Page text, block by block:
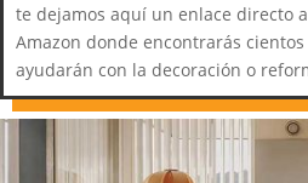
te dejamos aquí un enlace directo
Amazon donde encontrarás
ayudarán con la decoración o